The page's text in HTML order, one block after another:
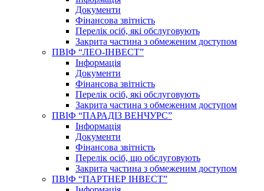
Документи
Фінансова звітність
Перелік осіб, які обслуговують
Закрита частина з обмеженим доступом
ПВІФ “ЛЕО-ІНВЕСТ”
Інформація
Документи
Фінансова звітність
Перелік осіб, які обслуговують
Закрита частина з обмеженим доступом
ПВІФ “ПАРАДІЗ ВЕНЧУРС”
Інформація
Документи
Фінансова звітність
Перелік осіб, що обслуговують
Закрита частина з обмеженим доступом
ПВІФ “ПАРТНЕР ІНВЕСТ”